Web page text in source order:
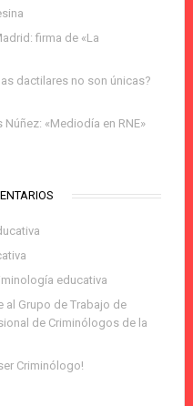
firma de «La
dactilares no son únicas?
«Mediodía en RNE»
educativa
al Grupo de Trabajo de
de Criminólogos de la
Criminólogo!